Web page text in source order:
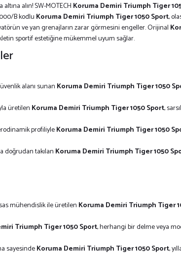
alın! SW-MOTECH Koruma Demiri Triumph Tiger
B kodlu Koruma Demiri Triumph Tiger 1050 Sport,
ve yan grenajların zarar görmesini engeller. Orijinal
sportif estetiğine mükemmel uyum sağlar.
alanı sunan Koruma Demiri Triumph Tiger 1050
üretilen Koruma Demiri Triumph Tiger 1050 Sport,
profiliyleKoruma Demiri Triumph Tiger 1050
doğrudan takılan Koruma Demiri Triumph Tiger 1050
mühendislik ile üretilen Koruma Demiri Triumph Tiger
Triumph Tiger 1050 Sport, herhangi bir delme veya
sayesindeKoruma Demiri Triumph Tiger 1050 Sport,